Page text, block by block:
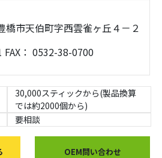
橋市天伯町字西雲雀ヶ丘４－２
： 0532-38-0700
30,000スティックから(製品換算
では約2000個から)
要相談
OEM問い合わせ